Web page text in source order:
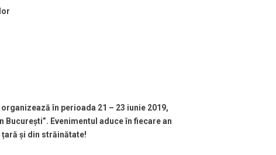
în perioada 21 – 23 iunie 2019,
Evenimentul aduce în fiecare an
și din străinătate!